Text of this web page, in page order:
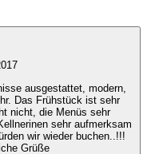
ausgestattet, modern,
Das Frühstück ist sehr
nicht, die Menüs sehr
sehr aufmerksam
wir wieder buchen..!!!
Grüße